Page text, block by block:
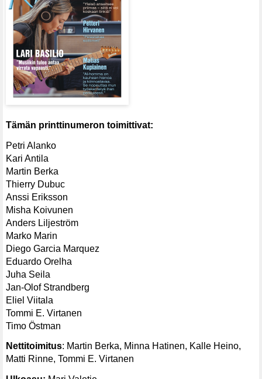
Tämän printtinumeron toimittivat:
Petri Alanko
Kari Antila
Martin Berka
Thierry Dubuc
Anssi Eriksson
Misha Koivunen
Anders Liljeström
Marko Marin
Diego Garcia Marquez
Eduardo Orelha
Juha Seila
Jan-Olof Strandberg
Eliel Viitala
Tommi E. Virtanen
Timo Östman
Nettitoimitus: Martin Berka, Minna Hatinen, Kalle Heino,
Matti Rinne, Tommi E. Virtanen